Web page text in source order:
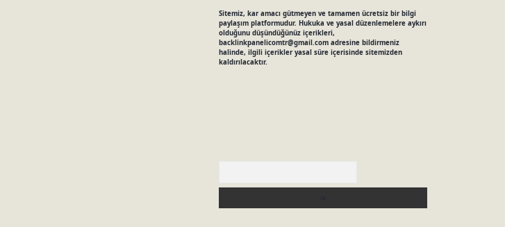
Sitemiz, kar amacı gütmeyen ve tamamen ücretsiz bir bilgi
paylaşım platformudur. Hukuka ve yasal düzenlemelere aykırı
olduğunu düşündüğünüz içerikleri,
backlinkpanelicomtr@gmail.comadresine bildirmeniz
halinde, ilgili içerikler yasal süre içerisinde sitemizden
kaldırılacaktır.